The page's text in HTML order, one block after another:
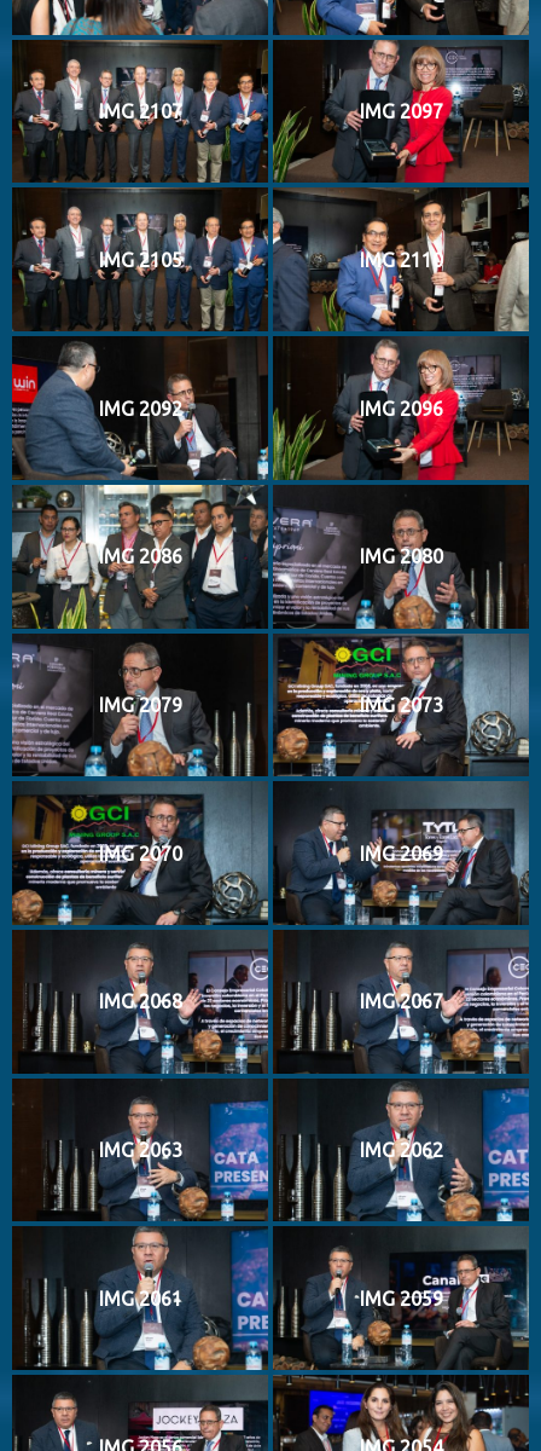
IMG 2107 IMG 2097
IMG 2105 IMG 2110
IMG 2092 IMG 2096
IMG 2086 IMG 2080
IMG 2079 IMG 2073
IMG 2070 IMG 2069
IMG 2068 IMG 2067
IMG 2063 IMG 2062
IMG 2061 IMG 2059